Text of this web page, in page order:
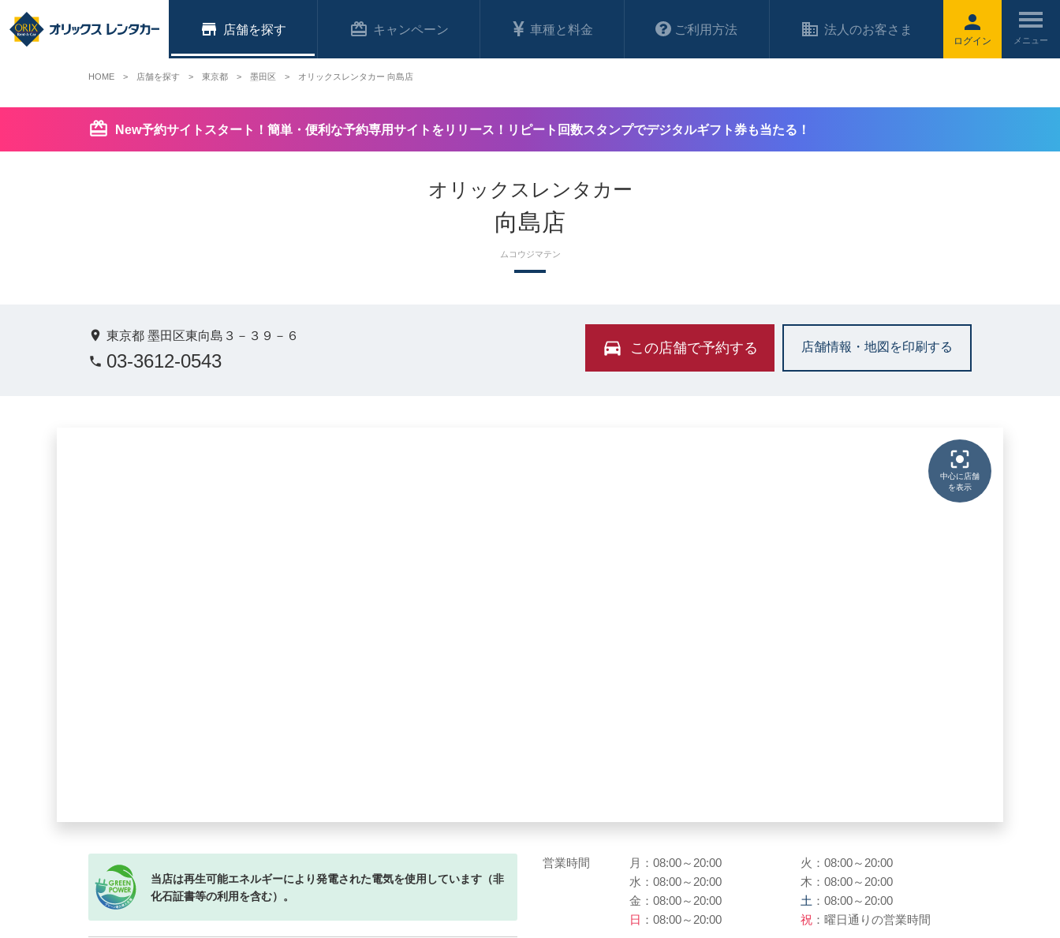
ログイン
店舗 キャンペーン 車種と料金 ご利用方法 法人のお客さま
New予約サイトスタート！簡単・便利な予約専用サイトをリリース！リピート回数スタンプでデジタルギフト券も当たる！
オリックスレンタカー
向島店
ムコウジマテン
東京都 墨田区東向島３－３９－６
03-3612-0543
この店舗で予約する 店舗情報・地図を印刷する
中心に店舗
を表示
当店は再生可能エネルギーにより発電された電気を使用しています（非
化石証書等の利用を含む）。
営業時間 月：08:00～20:00
火：08:00～20:00
水：08:00～20:00
木：08:00～20:00
金：08:00～20:00
土 ：08:00～20:00
日 ：08:00～20:00 祝 ：曜日通りの営業時間
HOME 店舗を探す 東京都 墨田区 オリックスレンタカー 向島店